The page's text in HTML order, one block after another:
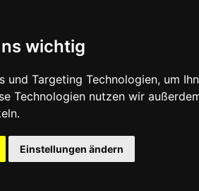
wichtig
und Targeting Technologien, um
Technologien nutzen wir
Einstellungen ändern